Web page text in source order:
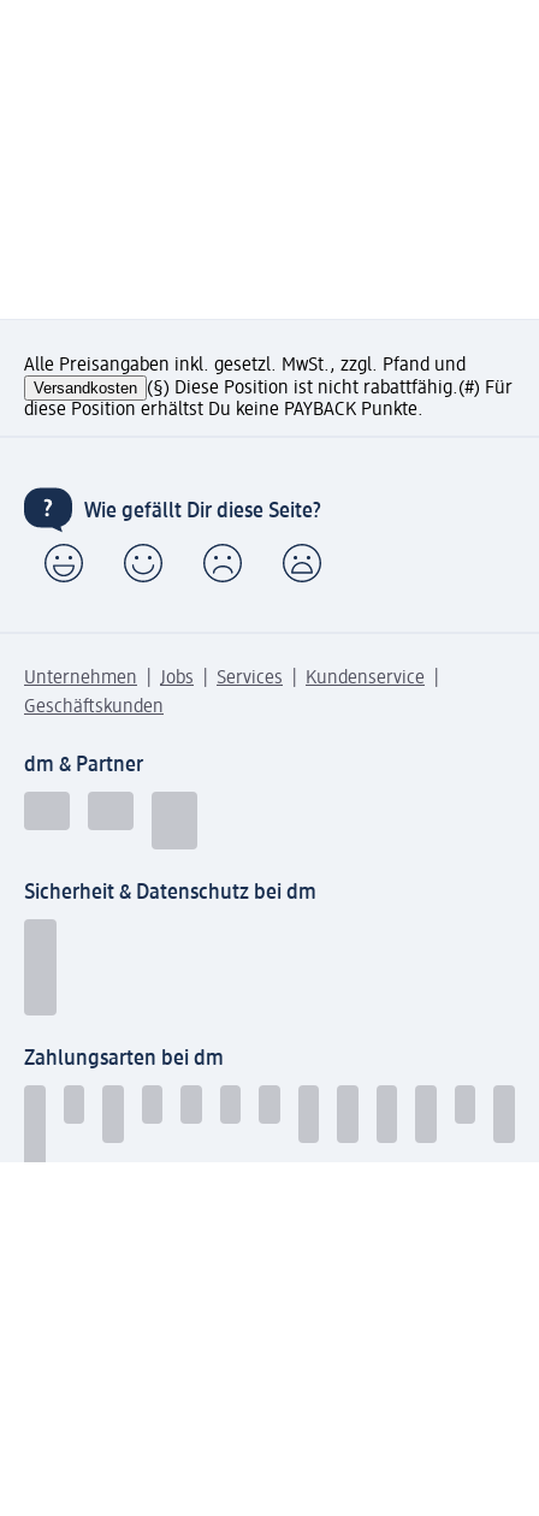
Alle Preisangaben inkl. gesetzl. MwSt., zzgl. Pfand und
Versandkosten (§) Diese Position ist nicht rabattfähig.(#) Für
diese Position erhältst Du keine PAYBACK Punkte.
Wie gefällt Dir diese Seite?
Unternehmen Jobs Services
Kundenservice
Geschäftskunden
dm & Partner
Sicherheit & Datenschutz bei dm
Zahlungsarten bei dm